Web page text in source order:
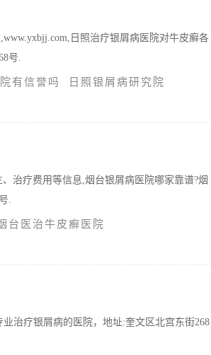
日照治疗银屑病医院对牛皮癣各
号.
有信誉吗 日照银屑病研究院
治疗费用等信息,烟台银屑病医院哪家靠谱?烟
.
台医治牛皮癣医院
治疗银屑病的医院，地址:奎文区北宫东街268